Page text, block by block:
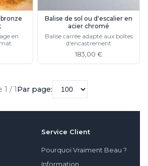
en
Balise de sol ou d'escalier en
acier chromé
Balise carrée adapté aux boîtes
d'encastrement
183,00 €
1 / 1Par page:
Service Client
Pourquoi Vraiment Beau ?
Information